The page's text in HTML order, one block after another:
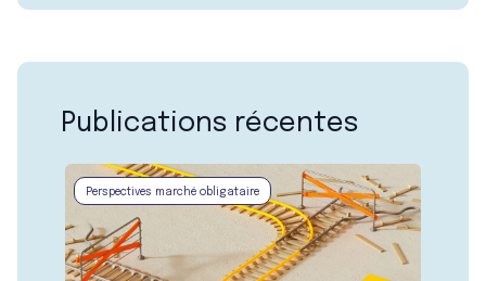
Publications récentes
Perspectives marché obligataire